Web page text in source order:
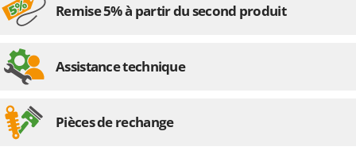
Remise 5% à partir du second produit
Assistance technique
Pièces de rechange